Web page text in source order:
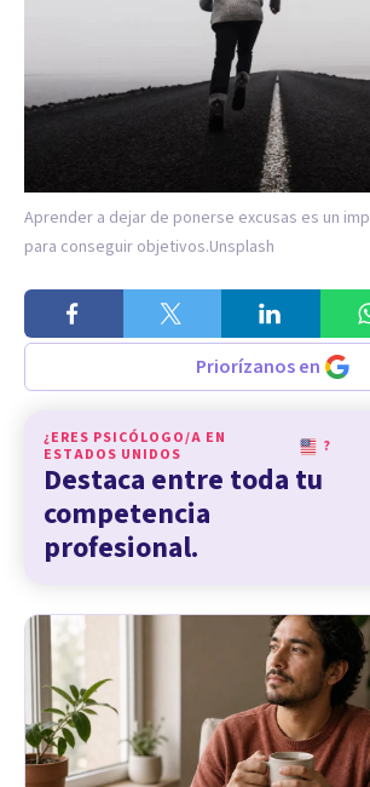
Aprender a dejar de ponerse excusas es un
para conseguir objetivos.Unsplash
Priorízanos en
¿ERES PSICÓLOGO/A EN
ESTADOS UNIDOS
?
Destaca entre toda tu
competencia
profesional.